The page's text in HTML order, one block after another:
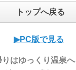
トップへ戻る
▶︎PC版で見る
りはゆっくり温泉へ